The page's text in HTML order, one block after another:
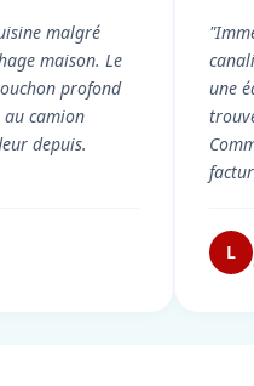
malgré
maison. Le
profond
au camion
depuis.
une
L